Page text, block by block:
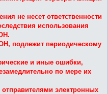
не несет ответственности
использования
подлежит периодическому
и иные ошибки,
по мере их
электронных